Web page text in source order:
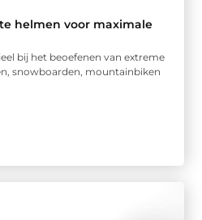
helmen voor maximale
bij het beoefenen van extreme
snowboarden, mountainbiken